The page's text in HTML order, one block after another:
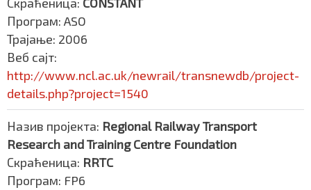
Програм: ASO
Трајање: 2006
Веб сајт:
http://www.ncl.ac.uk/newrail/transnewdb/project-
details.php?project=1540
Назив пројекта: Regional Railway Transport
Research and Training Centre Foundation
Скраћеница: RRTC
Програм: FP6